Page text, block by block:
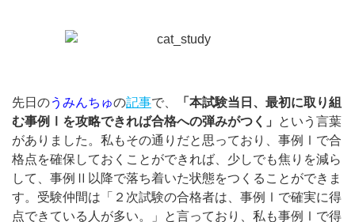
先日のうみんちゅの記事で、
「本試験当日、最初に取り組
む事例Ⅰを攻略できれば合格への弾みがつく」
という言葉
がありました。私もその通りだと思っており、事例Ⅰで合
格点を確保しておくことができれば、少しでも焦りを減ら
して、事例Ⅱ以降で落ち着いた状態をつくることができま
す。受験仲間は「２次試験の合格者は、事例Ⅰで確実に得
点できている人が多い。」と言っており、私も事例Ⅰで得